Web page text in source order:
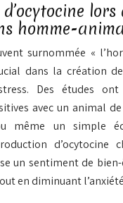
lors
homme-
surnommée «
dans la création
Des études
avec un animal
même un simple
d’ocytocine
un sentiment de
en diminuant